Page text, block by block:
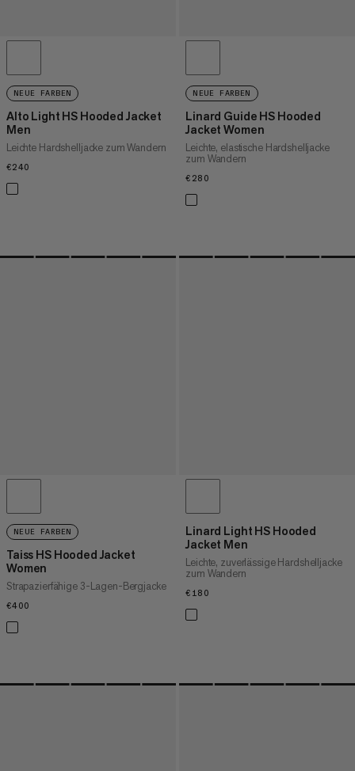
NEUE FARBEN
Alto Light HS Hooded Jacket
Men
Leichte Hardshelljacke zum Wandern
€240
NEUE FARBEN
Linard Guide HS Hooded
Jacket Women
Leichte, elastische Hardshelljacke
zum Wandern
€280
NEUE FARBEN
Taiss HS Hooded Jacket
Women
Strapazierfähige 3-Lagen-Bergjacke
€400
Linard Light HS Hooded
Jacket Men
Leichte, zuverlässige Hardshelljacke
zum Wandern
€180